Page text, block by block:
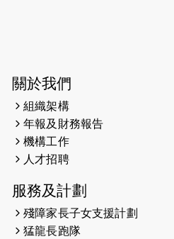
2026-05-28
2026-05-22
2026-05-21
2026-05-14
（19:00開始）
關於我們
組織架構
年報及財務報告
機構工作
人才招聘
服務及計劃
殘障家長子女支援計劃
猛龍長跑隊